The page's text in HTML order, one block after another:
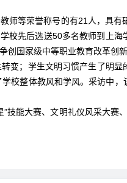
师等荣誉称号的有21人，具有
先后选送50多名教师到上海
国家级中等职业教育改革创
变；学生文明习惯产生了明
校整体教风和学风。采访中
能大赛、文明礼仪风采大赛